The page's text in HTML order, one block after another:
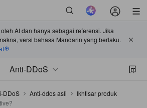
AI dan hanya sebagai referensi. Jika
versi bahasa Mandarin yang berlaku.
Anti-DDoS
DDoS Anti-ddos asli
Ikhtisar produk